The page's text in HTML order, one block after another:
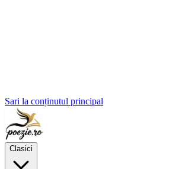
Sari la conținutul principal
Clasici